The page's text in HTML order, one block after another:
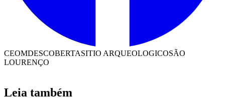
CEOMDESCOBERTASITIO ARQUEOLOGICOSÃO
LOURENÇO
Leia também